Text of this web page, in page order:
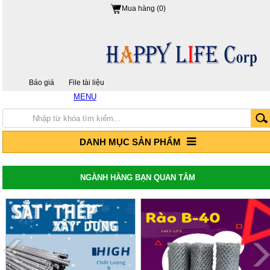
Mua hàng (0)
Báo giá File tài liệu
MENU
Trang chủ
Giới thiệu
Sản Phẩm
Thép hộp mạ kẽm - Thép hộp đen
Thép hộp mã kẽm
Thép hộp đen
Thép hộp mã kẽm Hòa Phát
Thép hộp đen Hòa Phát
Thép hộp mã kẽm Hoa Sen
Thép hộp Hoa Sen
Giá tôn lợp, tôn Hoa Sen, tôn Đông Á, tôn
Phương Nam
Tôn mạ màu Trung Quốc
Tôn mạ màu Phương Nam
DANH MỤC SẢN PHẨM
NGÀNH HÀNG BẠN QUAN TÂM